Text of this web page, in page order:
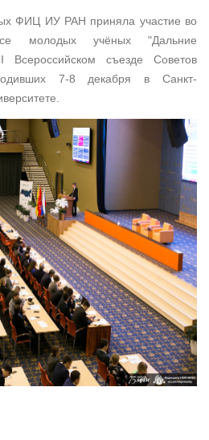
ФИЦ ИУ РАН приняла участие во
молодых учёных "Дальние
Всероссийском съезде Советов
7-8 декабря в Санкт-